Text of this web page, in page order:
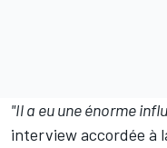
"Il a eu une énorme
interview accordée à